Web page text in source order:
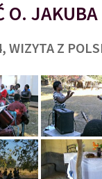
O.
WIZYTA Z